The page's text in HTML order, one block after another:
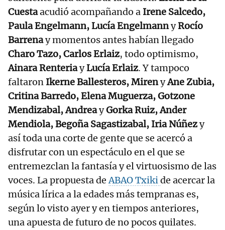
Cuestaacudió acompañando a Irene Salcedo,
Paula Engelmann, Lucía EngelmannyRocío
Barrenay momentos antes habían llegado
Charo Tazo, Carlos Erlaiz, todo optimismo,
Ainara RenteriayLucía Erlaiz. Y tampoco
faltaron Ikerne Ballesteros, MirenyAne Zubia,
Critina Barredo, Elena Muguerza, Gotzone
Mendizabal, AndreayGorka Ruiz, Ander
Mendiola, Begoña Sagastizabal, Iria Núñezy
así toda una corte de gente que se acercó a
disfrutar con un espectáculo en el que se
entremezclan la fantasía y el virtuosismo de las
voces. La propuesta deABAO Txikide acercar la
música lírica a la edades más tempranas es,
según lo visto ayer y en tiempos anteriores,
una apuesta de futuro de no pocos quilates.